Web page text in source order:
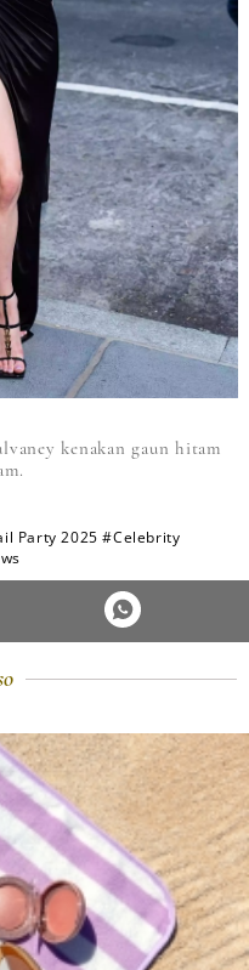
kenakan gaun hitam
Party 2025 #Celebrity